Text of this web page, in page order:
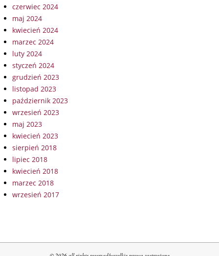
czerwiec 2024
maj 2024
kwiecień 2024
marzec 2024
luty 2024
styczeń 2024
grudzień 2023
listopad 2023
październik 2023
wrzesień 2023
maj 2023
kwiecień 2023
sierpień 2018
lipiec 2018
kwiecień 2018
marzec 2018
wrzesień 2017